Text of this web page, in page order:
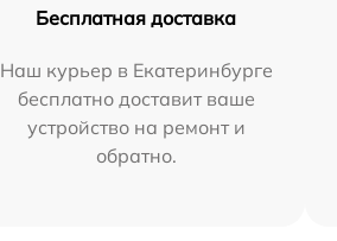
Бесплатная доставка
Наш курьер в Екатеринбурге
бесплатно доставит ваше
устройство на ремонт и
обратно.